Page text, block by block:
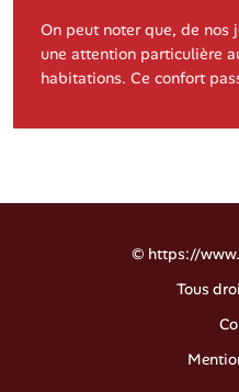
On peut noter que, de nos
une attention particulière
habitations. Ce confort
© https://
Tous